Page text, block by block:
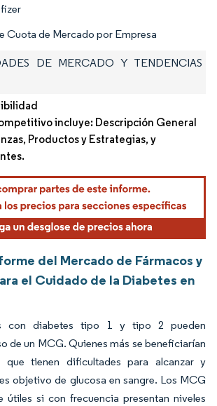
Cuota de Mercado por Empresa
DE MERCADO Y TENDENCIAS
incluye: Descripción General
Productos y Estrategias, y
del Mercado de Fármacos y
el Cuidado de la Diabetes en
con diabetes tipo 1 y tipo 2 pueden
de un MCG. Quienes más se beneficiarían
que tienen dificultades para alcanzar y
objetivo de glucosa en sangre. Los MCG
útiles si con frecuencia presentan niveles